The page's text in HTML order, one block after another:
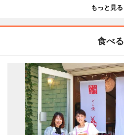
もっと見る
食べる